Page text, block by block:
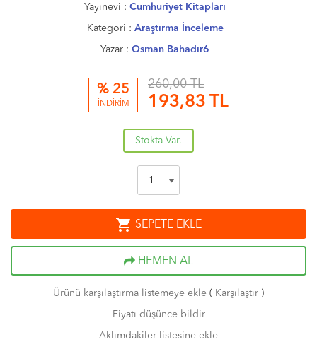
Yayınevi : Cumhuriyet Kitapları
Kategori : Araştırma İnceleme
Yazar : Osman Bahadır6
% 25
İNDİRİM
260,00 TL
193,83 TL
Stokta Var.
shopping_cart SEPETE EKLE
HEMEN AL
Ürünü karşılaştırma listemeye ekle ( Karşılaştır )
Fiyatı düşünce bildir
Aklımdakiler listesine ekle